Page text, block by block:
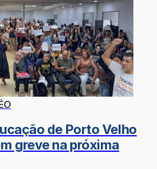
de Porto Velho
greve na próxima